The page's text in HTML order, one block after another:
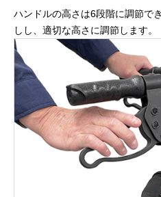
ハンドルの高さは6段階に調節で
しし、適切な高さに調節します。